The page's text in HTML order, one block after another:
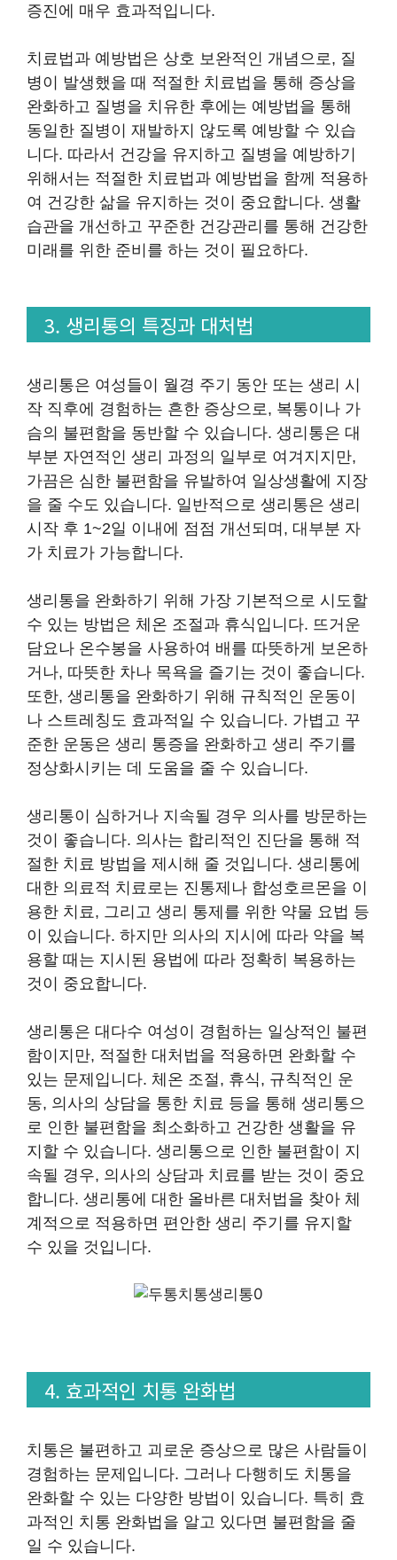
증진에 매우 효과적입니다.
치료법과 예방법은 상호 보완적인 개념으로, 질
병이 발생했을 때 적절한 치료법을 통해 증상을
완화하고 질병을 치유한 후에는 예방법을 통해
동일한 질병이 재발하지 않도록 예방할 수 있습
니다. 따라서 건강을 유지하고 질병을 예방하기
위해서는 적절한 치료법과 예방법을 함께 적용하
여 건강한 삶을 유지하는 것이 중요합니다. 생활
습관을 개선하고 꾸준한 건강관리를 통해 건강한
미래를 위한 준비를 하는 것이 필요하다.
3. 생리통의 특징과 대처법
생리통은 여성들이 월경 주기 동안 또는 생리 시
작 직후에 경험하는 흔한 증상으로, 복통이나 가
슴의 불편함을 동반할 수 있습니다. 생리통은 대
부분 자연적인 생리 과정의 일부로 여겨지지만,
가끔은 심한 불편함을 유발하여 일상생활에 지장
을 줄 수도 있습니다. 일반적으로 생리통은 생리
시작 후 1~2일 이내에 점점 개선되며, 대부분 자
가 치료가 가능합니다.
생리통을 완화하기 위해 가장 기본적으로 시도할
수 있는 방법은 체온 조절과 휴식입니다. 뜨거운
담요나 온수봉을 사용하여 배를 따뜻하게 보온하
거나, 따뜻한 차나 목욕을 즐기는 것이 좋습니다.
또한, 생리통을 완화하기 위해 규칙적인 운동이
나 스트레칭도 효과적일 수 있습니다. 가볍고 꾸
준한 운동은 생리 통증을 완화하고 생리 주기를
정상화시키는 데 도움을 줄 수 있습니다.
생리통이 심하거나 지속될 경우 의사를 방문하는
것이 좋습니다. 의사는 합리적인 진단을 통해 적
절한 치료 방법을 제시해 줄 것입니다. 생리통에
대한 의료적 치료로는 진통제나 합성호르몬을 이
용한 치료, 그리고 생리 통제를 위한 약물 요법 등
이 있습니다. 하지만 의사의 지시에 따라 약을 복
용할 때는 지시된 용법에 따라 정확히 복용하는
것이 중요합니다.
생리통은 대다수 여성이 경험하는 일상적인 불편
함이지만, 적절한 대처법을 적용하면 완화할 수
있는 문제입니다. 체온 조절, 휴식, 규칙적인 운
동, 의사의 상담을 통한 치료 등을 통해 생리통으
로 인한 불편함을 최소화하고 건강한 생활을 유
지할 수 있습니다. 생리통으로 인한 불편함이 지
속될 경우, 의사의 상담과 치료를 받는 것이 중요
합니다. 생리통에 대한 올바른 대처법을 찾아 체
계적으로 적용하면 편안한 생리 주기를 유지할
수 있을 것입니다.
4. 효과적인 치통 완화법
치통은 불편하고 괴로운 증상으로 많은 사람들이
경험하는 문제입니다. 그러나 다행히도 치통을
완화할 수 있는 다양한 방법이 있습니다. 특히 효
과적인 치통 완화법을 알고 있다면 불편함을 줄
일 수 있습니다.